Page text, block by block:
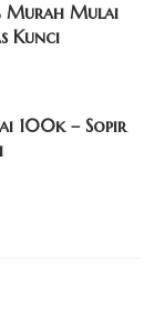
Murah Mulai
Kunci
100k – Sopir